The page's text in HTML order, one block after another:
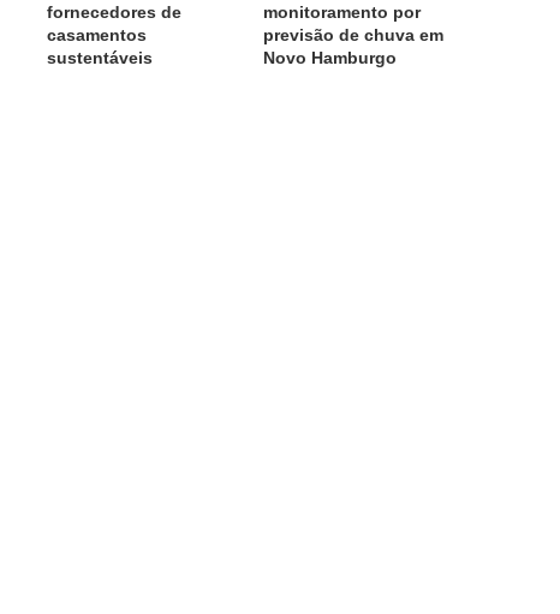
fornecedores de
casamentos
sustentáveis
monitoramento por
previsão de chuva em
Novo Hamburgo